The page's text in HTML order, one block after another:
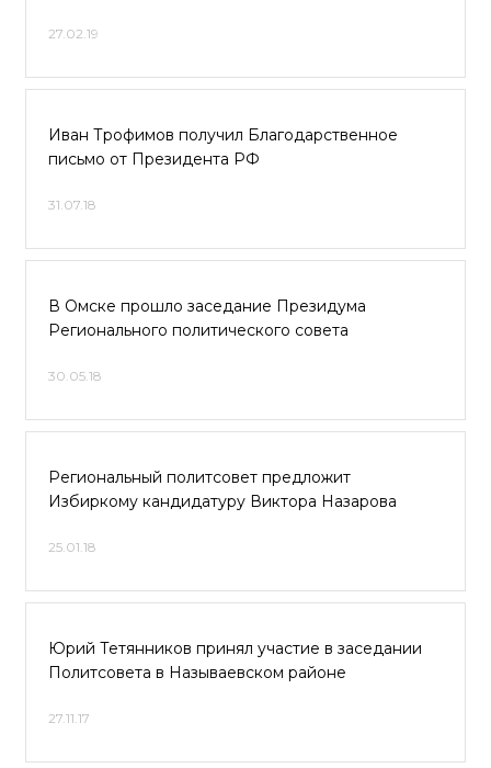
27.02.19
Иван Трофимов получил Благодарственное
письмо от Президента РФ
31.07.18
В Омске прошло заседание Президума
Регионального политического совета
30.05.18
Региональный политсовет предложит
Избиркому кандидатуру Виктора Назарова
25.01.18
Юрий Тетянников принял участие в заседании
Политсовета в Называевском районе
27.11.17